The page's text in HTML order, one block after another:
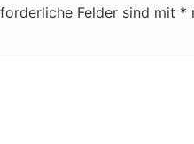
Felder sind mit *